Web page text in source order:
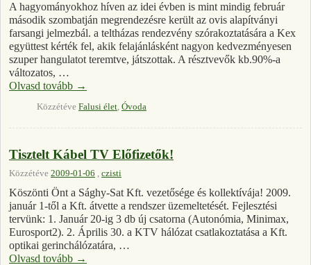
A hagyományokhoz híven az idei évben is mint mindig február
második szombatján megrendezésre került az ovis alapítványi
farsangi jelmezbál. a teltházas rendezvény szórakoztatására a Kex
együttest kérték fel, akik felajánlásként nagyon kedvezményesen
szuper hangulatot teremtve, játszottak. A résztvevők kb.90%-a
változatos, …
Olvasd tovább →
Közzétéve Falusi élet, Óvoda
Tisztelt Kábel TV Előfizetők!
Közzétéve 2009-01-06 , czisti
Köszönti Önt a Sághy-Sat Kft. vezetősége és kollektívája! 2009.
január 1-től a Kft. átvette a rendszer üzemeltetését. Fejlesztési
tervünk: 1. Január 20-ig 3 db új csatorna (Autonómia, Minimax,
Eurosport2). 2. Április 30. a KTV hálózat csatlakoztatása a Kft.
optikai gerinchálózatára, …
Olvasd tovább →